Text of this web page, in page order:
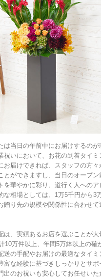
は当日の午前中にお届けするのが
祝いにおいて、お花の到着タイミ
お届けできれば、スタッフの方々
とができますし、当日のオープン
を華やかに彩り、道行く人へのア
な相場としては、1万5千円から3
贈り先の規模や関係性に合わせ
は、実績あるお店を選ぶことが大
10万件以上、年間5万鉢以上の確
送の手配やお届けの最適なタイミ
富な経験に基づきしっかりとサポ
出のお祝いも安心してお任せいた